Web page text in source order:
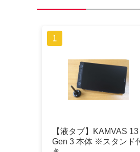
【液タブ】KAMVAS 13
Gen 3 本体 ※スタンド